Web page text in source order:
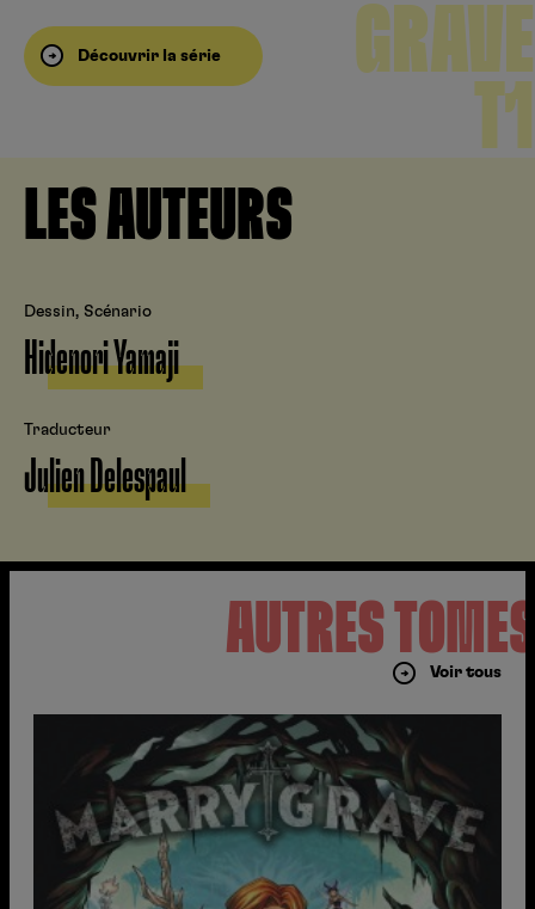
Découvrir la série
GRAVE
T1
LES AUTEURS
Dessin, Scénario
Hidenori Yamaji
Traducteur
Julien Delespaul
AUTRES
Voir tous